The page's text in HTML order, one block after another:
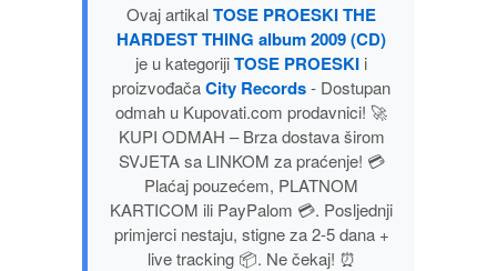
POEZIJA
POPULARNA PSIHOLOGIJA
PRIČE
PUBLICISTIKA
Ovaj artikalTOSE PROESKI THE
HARDEST THING album 2009 (CD)
je u kategorijiTOSE PROESKI i
proizvođačaCity Records- Dostupan
odmah u Kupovati.com prodavnici! 🚀
KUPI ODMAH – Brza dostava širom
SVJETA sa LINKOM za praćenje! 💳
Plaćaj pouzećem, PLATNOM
KARTICOM ili PayPalom 💳. Posljednji
primjerci nestaju, stigne za 2-5 dana +
live tracking 📦. Ne čekaj! ⏰